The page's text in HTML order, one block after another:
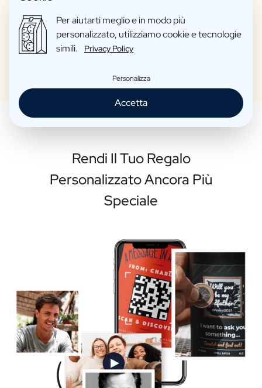
Personalizza la tua bottiglia
Rendi Il Tuo Regalo
Personalizzato Ancora Più
Speciale
Per aiutarti meglio e in modo più
personalizzato, utilizziamo cookie e tecnologie
simili.
Privacy Policy
Personalizza
Accetta